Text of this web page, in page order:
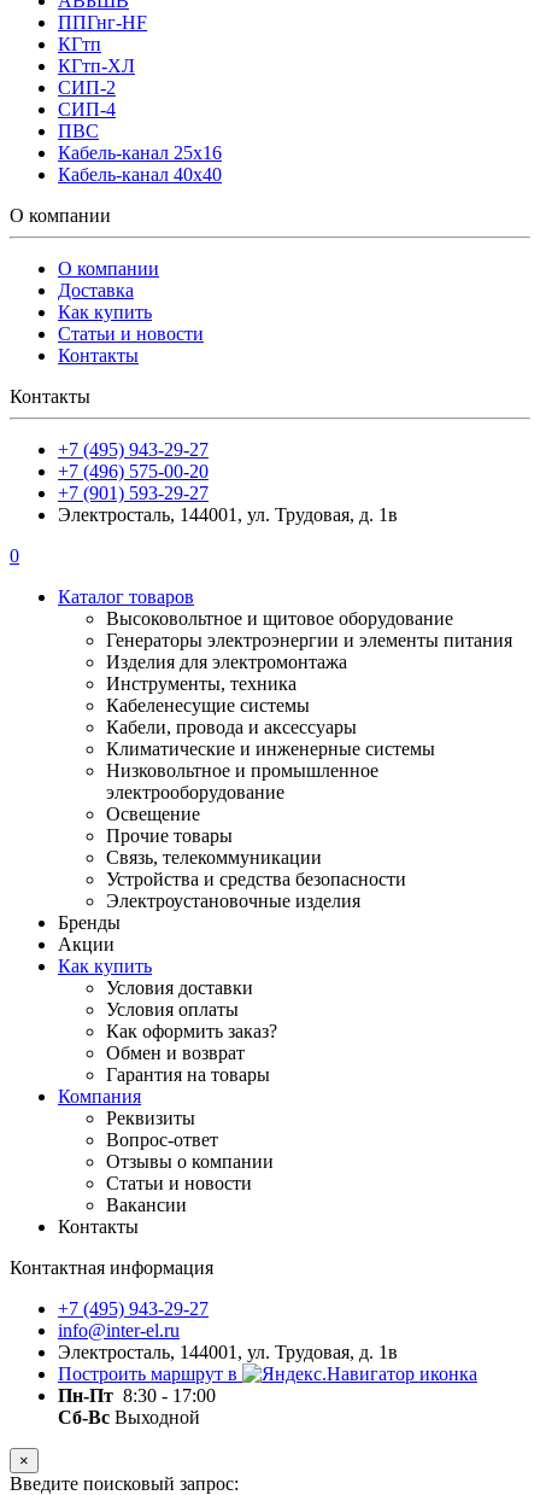
ППГнг-HF
КГтп
КГтп-ХЛ
СИП-2
СИП-4
ПВС
Кабель-канал 25х16
Кабель-канал 40х40
О компании
О компании
Доставка
Как купить
Статьи и новости
Контакты
Контакты
+7 (495) 943-29-27
+7 (496) 575-00-20
+7 (901) 593-29-27
Электросталь, 144001, ул. Трудовая, д. 1в
0
Каталог товаров
Высоковольтное и щитовое оборудование
Генераторы электроэнергии и элементы питания
Изделия для электромонтажа
Инструменты, техника
Кабеленесущие системы
Кабели, провода и аксессуары
Климатические и инженерные системы
Низковольтное и промышленное
электрооборудование
Освещение
Прочие товары
Связь, телекоммуникации
Устройства и средства безопасности
Электроустановочные изделия
Бренды
Акции
Как купить
Условия доставки
Условия оплаты
Как оформить заказ?
Обмен и возврат
Гарантия на товары
Компания
Реквизиты
Вопрос-ответ
Отзывы о компании
Статьи и новости
Вакансии
Контакты
Контактная информация
+7 (495) 943-29-27
info@inter-el.ru
Электросталь, 144001, ул. Трудовая, д. 1в
Построить маршрут в
Пн-Пт 8:30 - 17:00
Сб-Вс Выходной
×
Введите поисковый запрос: